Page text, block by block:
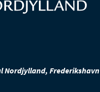
Nordjylland, Frederikshavn